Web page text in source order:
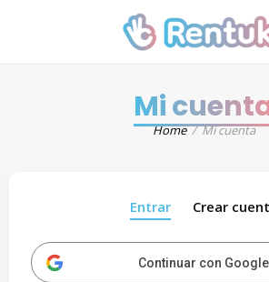
Mi
Home Mi cuenta
Entrar Crear
Continuar con Google